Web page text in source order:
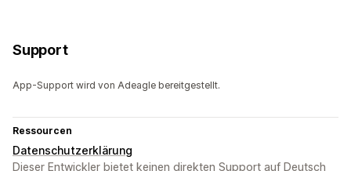
Support
App-Support wird von Adeagle bereitgestellt.
Ressourcen
Datenschutzerklärung
Dieser Entwickler bietet keinen direkten Support auf Deutsch